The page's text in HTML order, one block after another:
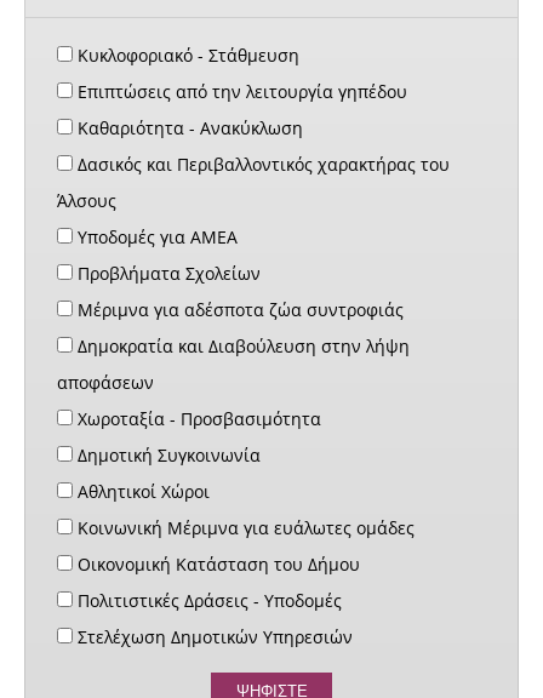
Κυκλοφοριακό - Στάθμευση
Επιπτώσεις από την λειτουργία γηπέδου
Καθαριότητα - Ανακύκλωση
Δασικός και Περιβαλλοντικός χαρακτήρας του
Άλσους
Υποδομές για ΑΜΕΑ
Προβλήματα Σχολείων
Μέριμνα για αδέσποτα ζώα συντροφιάς
Δημοκρατία και Διαβούλευση στην λήψη
αποφάσεων
Χωροταξία - Προσβασιμότητα
Δημοτική Συγκοινωνία
Αθλητικοί Χώροι
Κοινωνική Μέριμνα για ευάλωτες ομάδες
Οικονομική Κατάσταση του Δήμου
Πολιτιστικές Δράσεις - Υποδομές
Στελέχωση Δημοτικών Υπηρεσιών